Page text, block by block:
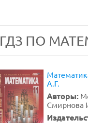
ГДЗ ПО
А.Г.
Авторы:
Смирнова